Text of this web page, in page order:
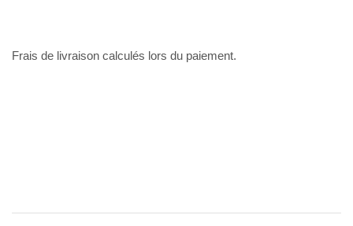
Frais de livraison calculés lors du paiement.